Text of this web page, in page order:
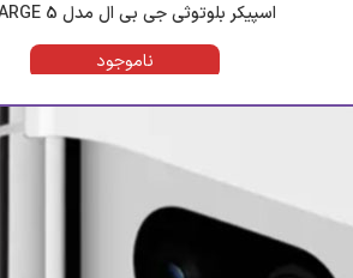
اسپیکر بلوتوثی جی بی ال مدل CHARGE 5
ناموجود